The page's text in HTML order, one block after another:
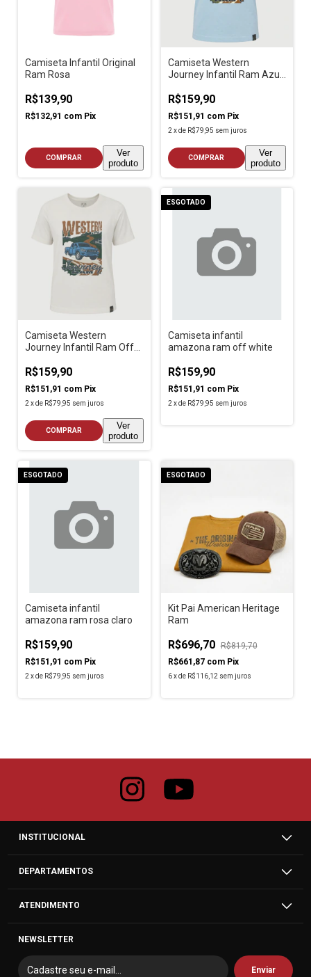
Camiseta Infantil Original
Ram Rosa
R$139,90
R$132,91 com Pix
COMPRAR
Ver
produto
Camiseta Western
Journey Infantil Ram Azul
R$159,90
R$151,91 com Pix
2 xde R$79,95 sem juros
COMPRAR
Ver
produto
Camiseta Western
Journey Infantil Ram Off
R$159,90
R$151,91 com Pix
2 xde R$79,95 sem juros
COMPRAR
Ver
produto
ESGOTADO
Camiseta infantil
amazona ram off white
R$159,90
R$151,91 com Pix
2 xde R$79,95 sem juros
ESGOTADO
Camiseta infantil
amazona ram rosa claro
R$159,90
R$151,91 com Pix
2 xde R$79,95 sem juros
ESGOTADO
Kit Pai American Heritage
Ram
R$696,70 R$819,70
R$661,87 com Pix
6 xde R$116,12 sem juros
INSTITUCIONAL
DEPARTAMENTOS
ATENDIMENTO
NEWSLETTER